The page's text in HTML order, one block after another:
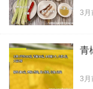
3月
青
3月